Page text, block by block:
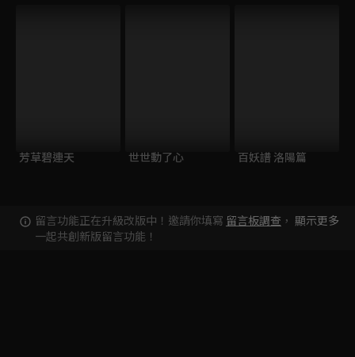
芳草碧連天 世世動了心 百妖譜 洛陽篇
留言功能正在升級改版中！邀請你填寫 留言板調查 ，
一起共創新版留言功能！
顯示更多